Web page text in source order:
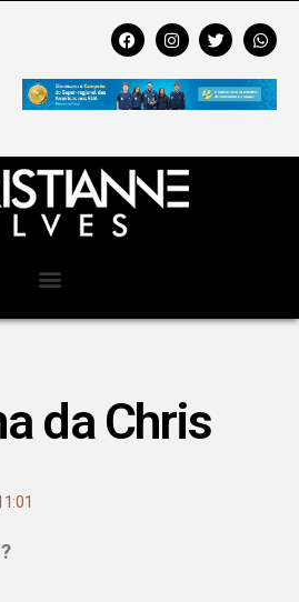
da Chris